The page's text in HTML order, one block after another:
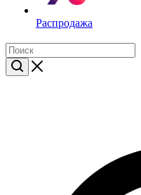
Распродажа